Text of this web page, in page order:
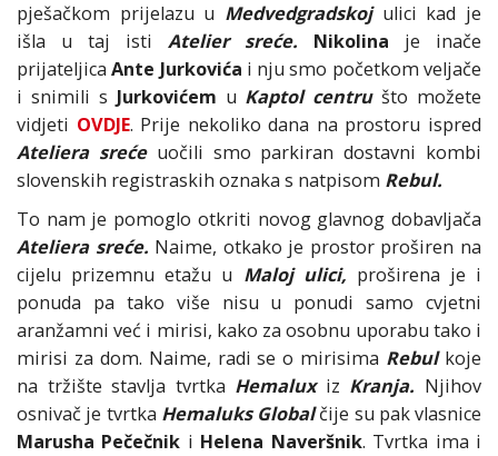
pješačkom prijelazu u Medvedgradskojulici kad je
išla u taj isti Atelier sreće. Nikolina je inače
prijateljicaAnte Jurkovića i nju smo početkom veljače
i snimili s Jurkovićem u Kaptol centrušto možete
vidjeti OVDJE. Prije nekoliko dana na prostoru ispred
Ateliera srećeuočili smo parkiran dostavni kombi
slovenskih registraskih oznaka s natpisom Rebul.
To nam je pomoglo otkriti novog glavnog dobavljača
Ateliera sreće. Naime, otkako je prostor proširen na
cijelu prizemnu etažu u Maloj ulici, proširena je i
ponuda pa tako više nisu u ponudi samo cvjetni
aranžamni već i mirisi, kako za osobnu uporabu tako i
mirisi za dom. Naime, radi se o mirisima Rebulkoje
na tržište stavlja tvrtka Hemalux iz Kranja. Njihov
osnivač je tvrtka Hemaluks Globalčije su pak vlasnice
Marusha Pečečnik i Helena Naveršnik. Tvrtka ima i